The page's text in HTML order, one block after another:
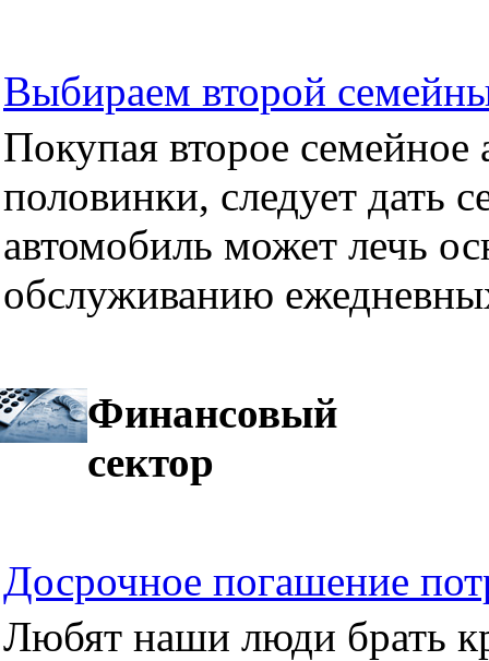
Выбираем второй
Покупая второе семейное
половинки, следует дать
автомобиль может лечь
обслуживанию
Финансовый
сектор
Досрочное погашение
Любят наши люди брать